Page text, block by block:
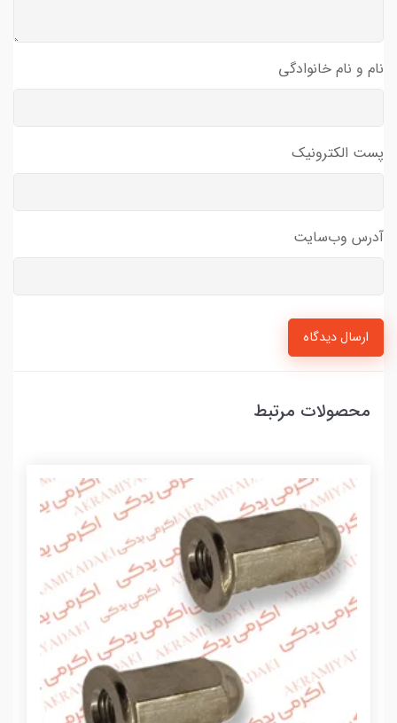
نام و نام خانوادگی
پست الکترونیک
آدرس وب‌سایت
ارسال دیدگاه
محصولات مرتبط